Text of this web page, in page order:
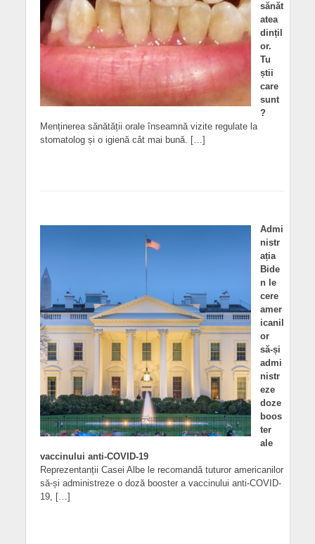
sănăt
atea
dințil
or.
Tu
știi
care
sunt
?
Menținerea sănătății orale înseamnă vizite regulate la
stomatolog și o igienă cât mai bună. […]
Admi
nistr
ația
Bide
n le
cere
amer
icanil
or
să-și
admi
nistr
eze
doze
boos
ter
ale
vaccinului anti-COVID-19
Reprezentanții Casei Albe le recomandă tuturor americanilor
să-și administreze o doză booster a vaccinului anti-COVID-
19, […]